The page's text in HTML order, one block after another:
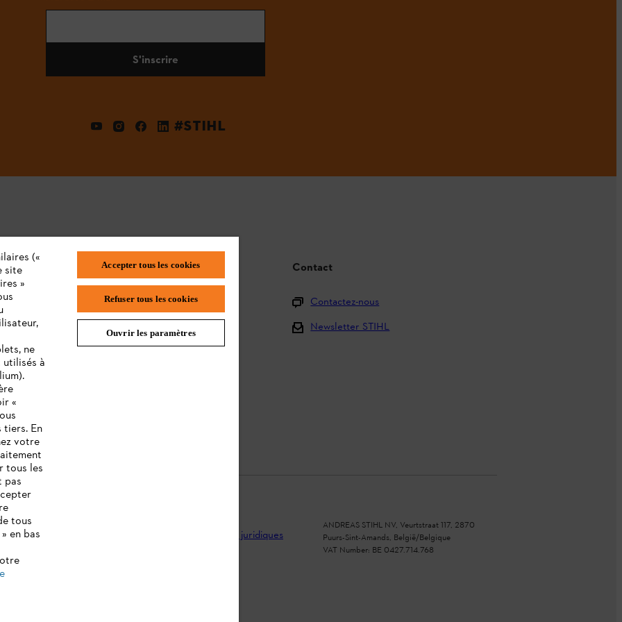
S'inscrire
#STIHL
STIHL FAQ
L'enregistrement des produits
L'Assortiment
Contact
Contactez-nous
Newsletter STIHL
légales Informations juridiques
ANDREAS STIHL NV, Veurtstraat 117, 2870
Puurs-Sint-Amands, België/Belgique
VAT Number: BE 0427.714.768
(«
site
»
ne
à
«
tiers. En
votre
tous les
pas
tous
en bas
Accepter tous les cookies
Refuser tous les cookies
Ouvrir les paramètres